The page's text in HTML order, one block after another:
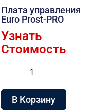
Плата управления
Euro Prost-PRO
Узнать
Стоимость
управления
Euro
В Корзину